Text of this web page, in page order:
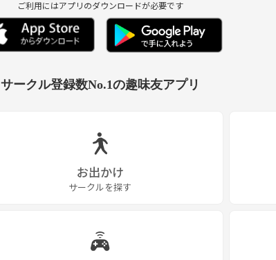
ご利用にはアプリのダウンロードが必要です
サークル登録数No.1の趣味友アプリ
お出かけ
サークルを探す